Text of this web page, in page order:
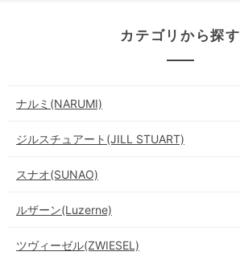
カテゴリから探す
ナルミ(NARUMI)
ジルスチュアート(JILL STUART)
スナオ(SUNAO)
ルザーン(Luzerne)
ツヴィーゼル(ZWIESEL)